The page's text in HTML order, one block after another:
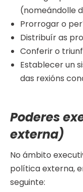
(nomeándolle
Prorrogar o
Distribuír as
Conferir o
Establecer un
das rexións
Poderes
externa)
No ámbito
política externa,
seguinte: